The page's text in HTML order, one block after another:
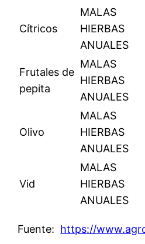
Cítricos
MALAS
HIERBAS
ANUALES
Frutales de
pepita
MALAS
HIERBAS
ANUALES
Olivo
MALAS
HIERBAS
ANUALES
Vid
MALAS
HIERBAS
ANUALES
Fuente: https://